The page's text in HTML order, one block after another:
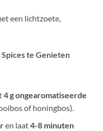
een lichtzoete,
te Genieten
4 g ongearomatiseerde
of honingbos).
en laat4-8 minuten